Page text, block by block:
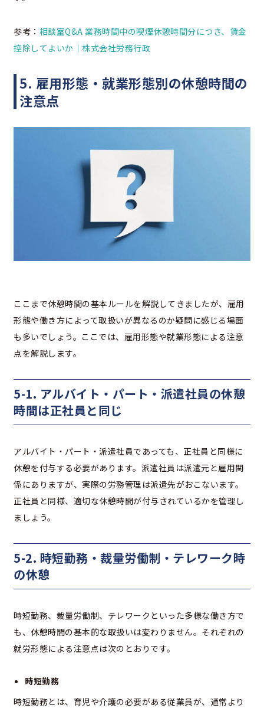
参考： 相談室Q&A 業務時間中の喫煙休憩時間分につき、賃金
控除してよいか｜株式会社労務行政
5. 雇用形態・就業形態別の休憩時間の
注意点
ここまで休憩時間の基本ルールを解説してきましたが、雇用
形態や働き方によって取扱いが異なるのか疑問に感じる場面
も多いでしょう。ここでは、雇用形態や就業形態による注意
点を解説します。
5-1. アルバイト・パート・派遣社員の休憩
時間は正社員と同じ
アルバイト・パート・派遣社員であっても、正社員と同様に
休憩を付与する必要があります。派遣社員は派遣元と雇用関
係にありますが、実際の労務管理は派遣先がおこないます。
正社員と同様、適切な休憩時間が付与されているかを管理し
ましょう。
5-2. 時短勤務・裁量労働制・テレワーク時
の休憩
時短勤務、裁量労働制、テレワークといった多様な働き方で
も、休憩時間の基本的な取扱いは変わりません。それぞれの
就労形態による注意点は次のとおりです。
時短勤務
時短勤務とは、育児や介護の必要がある従業員が、通常より